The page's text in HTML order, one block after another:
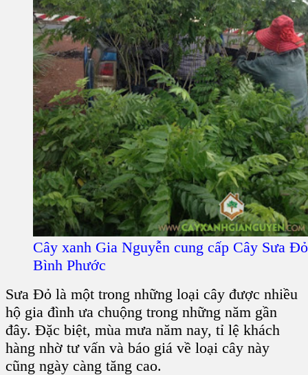
Cây xanh Gia Nguyễn cung cấp Cây Sưa
Bình Phước
Sưa Đỏ là một trong những loại cây được nhiều
hộ gia đình ưa chuộng trong những năm gần
đây. Đặc biệt, mùa mưa năm nay, tỉ lệ khách
hàng nhờ tư vấn và báo giá về loại cây này
cũng ngày càng tăng cao.